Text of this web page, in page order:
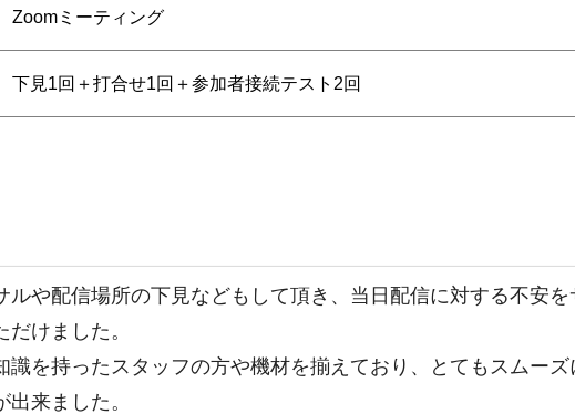
Zoomミーティング
下見1回＋打合せ1回＋参加者接続テスト2回
ルや配信場所の下見などもして頂き、当日配信に対する不安を
けました。
識を持ったスタッフの方や機材を揃えており、とてもスムーズ
来ました。